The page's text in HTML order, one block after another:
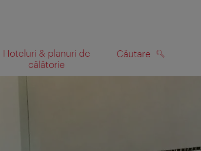
Hoteluri & planuri de
călătorie
Căutare